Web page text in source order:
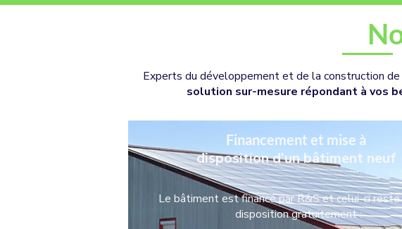
Experts du développement et de la construction
solution sur-mesure répondant à vos
Financement et mise à
disposition d’un bâtiment neuf
Le bâtiment est financé par R&S et celui-ci
disposition gratuitement :